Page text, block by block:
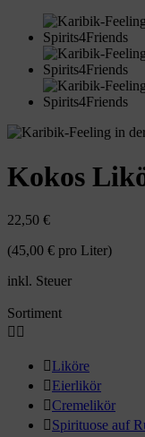
Kokos
22,50 €
(45,00 € pro Liter)
inkl. Steuer
Sortiment
 
 Liköre
 Eierlikör
Cremelikör
 Spirituose auf